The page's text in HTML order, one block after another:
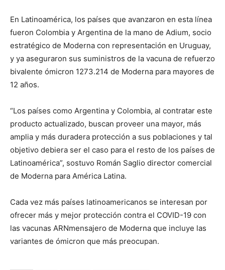
En Latinoamérica, los países que avanzaron en esta línea
fueron Colombia y Argentina de la mano de Adium, socio
estratégico de Moderna con representación en Uruguay,
y ya aseguraron sus suministros de la vacuna de refuerzo
bivalente ómicron 1273.214 de Moderna para mayores de
12 años.
“Los países como Argentina y Colombia, al contratar este
producto actualizado, buscan proveer una mayor, más
amplia y más duradera protección a sus poblaciones y tal
objetivo debiera ser el caso para el resto de los países de
Latinoamérica”, sostuvo Román Saglio director comercial
de Moderna para América Latina.
Cada vez más países latinoamericanos se interesan por
ofrecer más y mejor protección contra el COVID-19 con
las vacunas ARNmensajero de Moderna que incluye las
variantes de ómicron que más preocupan.